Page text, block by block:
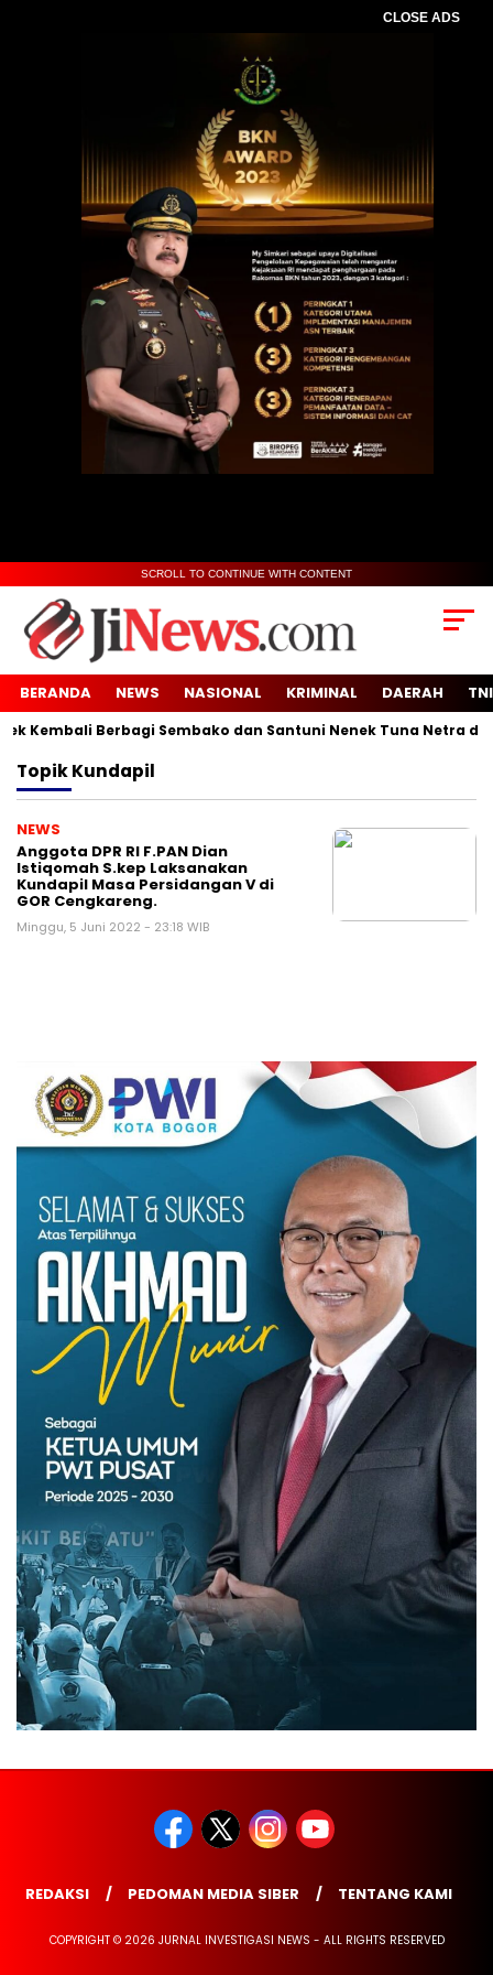
CLOSE ADS
SCROLL TO CONTINUE WITH CONTENT
BERANDA NEWS NASIONAL KRIMINAL DAERAH
Kembali Berbagi Sembako dan Santuni Nenek Tuna Netra di
TopikKundapil
NEWS
Anggota DPR RI F.PAN Dian
Istiqomah S.kep Laksanakan
Kundapil Masa Persidangan V di
GOR Cengkareng.
Minggu, 5 Juni 2022 - 23:18 WIB
REDAKSI PEDOMAN MEDIA SIBER TENTANG KAMI
COPYRIGHT © 2026 JURNAL INVESTIGASI NEWS - ALL RIGHTS RESERVED